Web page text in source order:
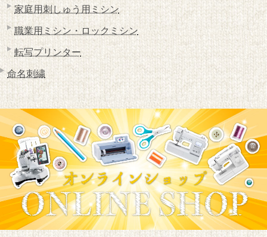
家庭用刺しゅう用ミシン
職業用ミシン・ロックミシン
転写プリンター
命名刺繍